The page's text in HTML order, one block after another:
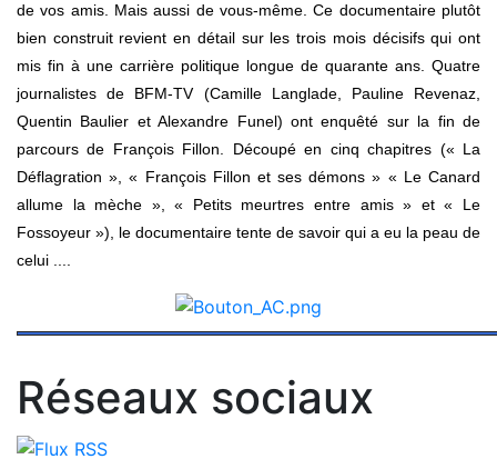
de vos amis. Mais aussi de vous-même. Ce documentaire plutôt
bien construit revient en détail sur les trois mois décisifs qui ont
mis fin à une carrière politique longue de quarante ans. Quatre
journalistes de BFM-TV (Camille Langlade, Pauline Revenaz,
Quentin Baulier et Alexandre Funel) ont enquêté sur la fin de
parcours de François Fillon. Découpé en cinq chapitres (« La
Déflagration », « François Fillon et ses démons » « Le Canard
allume la mèche », « Petits meurtres entre amis » et « Le
Fossoyeur »), le documentaire tente de savoir qui a eu la peau de
celui ....
Réseaux sociaux